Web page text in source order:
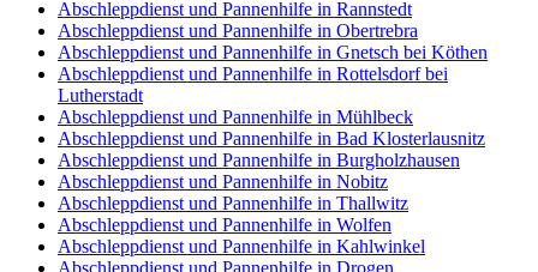
Abschleppdienst und Pannenhilfe in Rannstedt
Abschleppdienst und Pannenhilfe in Obertrebra
Abschleppdienst und Pannenhilfe in Gnetsch bei Köthen
Abschleppdienst und Pannenhilfe in Rottelsdorf bei
Lutherstadt
Abschleppdienst und Pannenhilfe in Mühlbeck
Abschleppdienst und Pannenhilfe in Bad Klosterlausnitz
Abschleppdienst und Pannenhilfe in Burgholzhausen
Abschleppdienst und Pannenhilfe in Nobitz
Abschleppdienst und Pannenhilfe in Thallwitz
Abschleppdienst und Pannenhilfe in Wolfen
Abschleppdienst und Pannenhilfe in Kahlwinkel
Abschleppdienst und Pannenhilfe in Drogen